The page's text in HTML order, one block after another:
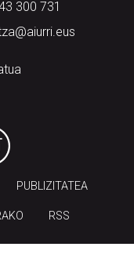
300 731
PUBLIZITATEA
RSS